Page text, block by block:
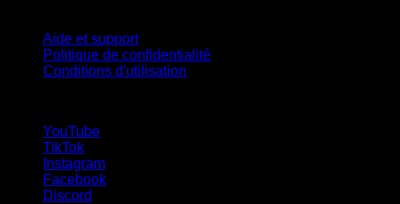
Aide et support
Politique de confidentialité
Conditions d'utilisation
YouTube
TikTok
Instagram
Facebook
Discord